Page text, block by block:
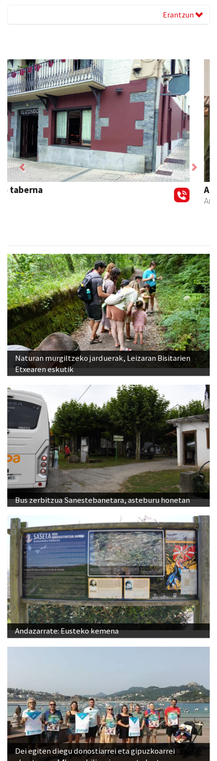
Erantzun
Akam espazioa
Previous Next
Naturan murgiltzeko jarduerak, Leizaran Bisitarien
Etxearen eskutik
Bus zerbitzua Sanestebanetara, asteburu honetan
Andazarrate: Eusteko kemena
Dei egiten diegu donostiarrei eta gipuzkoarrei